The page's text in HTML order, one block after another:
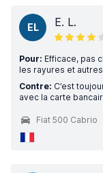
EL E. L.
Pour: Efficace, pas
les rayures et
Contre: C’est
avec la carte
Fiat 500 Cabrio